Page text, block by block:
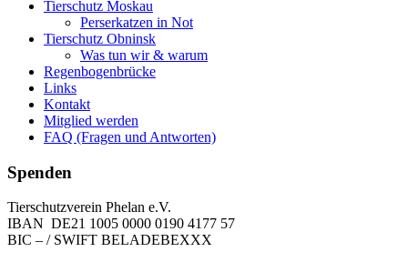
Tierschutz Moskau
Perserkatzen in Not
Tierschutz Obninsk
Was tun wir & warum
Regenbogenbrücke
Links
Kontakt
Mitglied werden
FAQ (Fragen und Antworten)
Spenden
Tierschutzverein Phelan e.V.
IBAN DE21 1005 0000 0190 4177 57
BIC – / SWIFT BELADEBEXXX